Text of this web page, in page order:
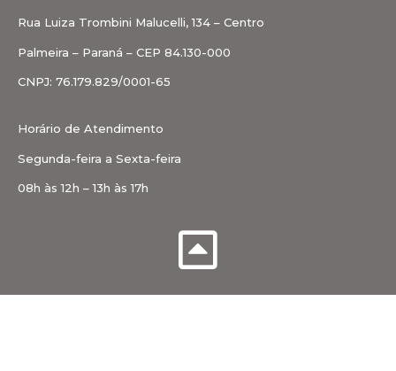
Rua Luiza Trombini Malucelli, 134 – Centro
Palmeira – Paraná – CEP 84.130-000
CNPJ: 76.179.829/0001-65
Horário de Atendimento
Segunda-feira a Sexta-feira
08h às 12h – 13h às 17h